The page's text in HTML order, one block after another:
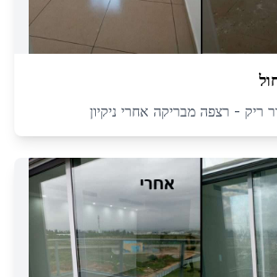
ריק - רצפה מבריקה אחרי ניקיון